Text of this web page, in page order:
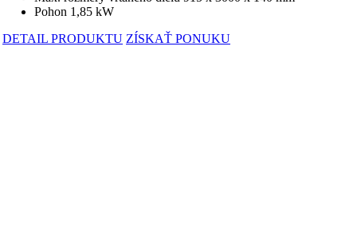
Pohon 1,85 kW
DETAIL PRODUKTU ZÍSKAŤ PONUKU